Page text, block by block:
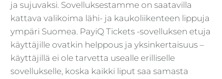
ja sujuvaksi. Sovelluksestamme on saatavilla
kattava valikoima lähi- ja kaukoliikenteen lippuja
ympäri Suomea. PayiQ Tickets -sovelluksen etuja
käyttäjille ovatkin helppous ja yksinkertaisuus –
käyttäjillä ei ole tarvetta usealle erilliselle
sovellukselle, koska kaikki liput saa samasta